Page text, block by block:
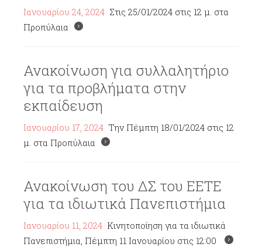
Ιανουαρίου 24, 2024 Στις 25/01/2024 στις 12 μ. στα
Προπύλαια
Ανακοίνωση για συλλαλητήριο
για τα προβλήματα στην
εκπαίδευση
Ιανουαρίου 17, 2024 Την Πέμπτη 18/01/2024 στις 12
μ. στα Προπύλαια
Ανακοίνωση του ΔΣ του ΕΕΤΕ
για τα ιδιωτικά Πανεπιστήμια
Ιανουαρίου 11, 2024 Κινητοποίηση για τα ιδιωτικά
Πανεπιστήμια, Πέμπτη 11 Ιανουαρίου στις 12:00